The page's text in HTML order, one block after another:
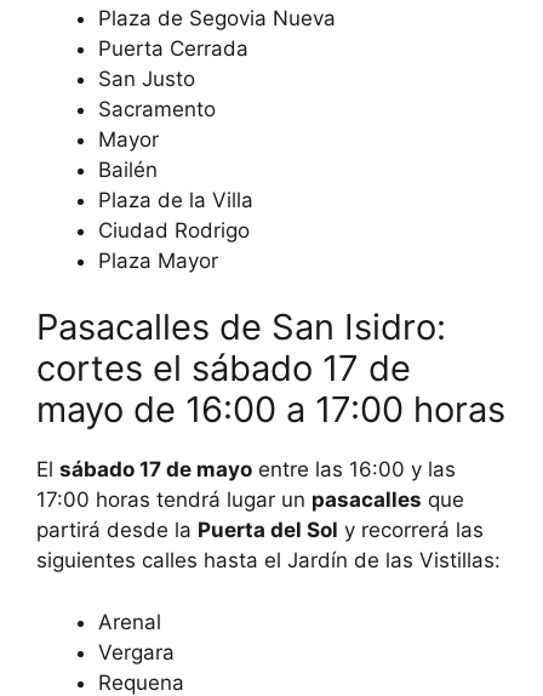
Plaza de Segovia Nueva
Puerta Cerrada
San Justo
Sacramento
Mayor
Bailén
Plaza de la Villa
Ciudad Rodrigo
Plaza Mayor
Pasacalles de San Isidro:
cortes el sábado 17 de
mayo de 16:00 a 17:00 horas
El sábado 17 de mayo entre las 16:00 y las
17:00 horas tendrá lugar un pasacalles que
partirá desde la Puerta del Sol y recorrerá las
siguientes calles hasta el Jardín de las Vistillas:
Arenal
Vergara
Requena